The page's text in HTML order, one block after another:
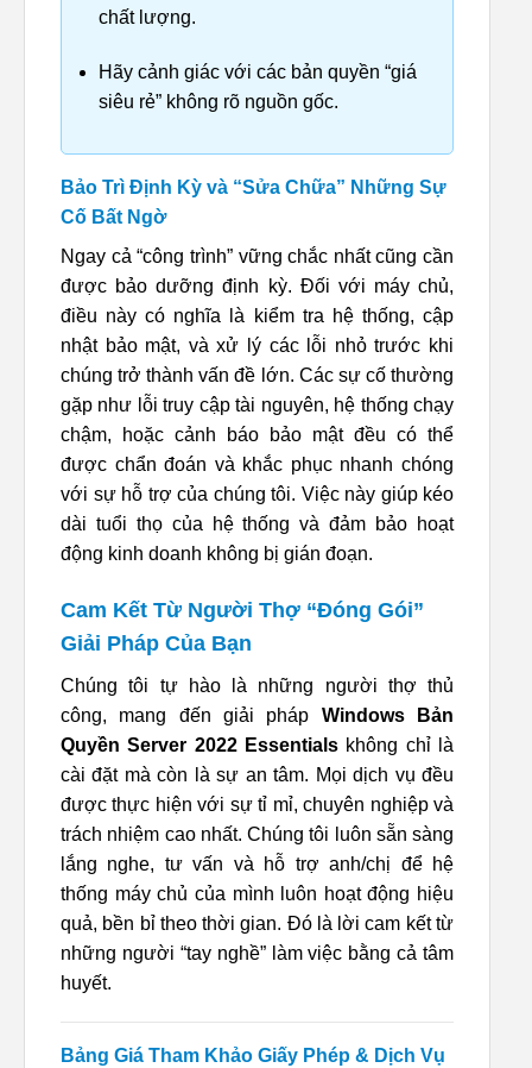
chất lượng.
Hãy cảnh giác với các bản quyền “giá
siêu rẻ” không rõ nguồn gốc.
Bảo Trì Định Kỳ và “Sửa Chữa” Những Sự
Cố Bất Ngờ
Ngay cả “công trình” vững chắc nhất cũng cần
được bảo dưỡng định kỳ. Đối với máy chủ,
điều này có nghĩa là kiểm tra hệ thống, cập
nhật bảo mật, và xử lý các lỗi nhỏ trước khi
chúng trở thành vấn đề lớn. Các sự cố thường
gặp như lỗi truy cập tài nguyên, hệ thống chạy
chậm, hoặc cảnh báo bảo mật đều có thể
được chẩn đoán và khắc phục nhanh chóng
với sự hỗ trợ của chúng tôi. Việc này giúp kéo
dài tuổi thọ của hệ thống và đảm bảo hoạt
động kinh doanh không bị gián đoạn.
Cam Kết Từ Người Thợ “Đóng Gói”
Giải Pháp Của Bạn
Chúng tôi tự hào là những người thợ thủ
công, mang đến giải pháp Windows Bản
Quyền Server 2022 Essentials không chỉ là
cài đặt mà còn là sự an tâm. Mọi dịch vụ đều
được thực hiện với sự tỉ mỉ, chuyên nghiệp và
trách nhiệm cao nhất. Chúng tôi luôn sẵn sàng
lắng nghe, tư vấn và hỗ trợ anh/chị để hệ
thống máy chủ của mình luôn hoạt động hiệu
quả, bền bỉ theo thời gian. Đó là lời cam kết từ
những người “tay nghề” làm việc bằng cả tâm
huyết.
Bảng Giá Tham Khảo Giấy Phép & Dịch Vụ